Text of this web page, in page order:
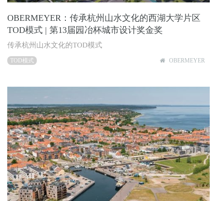
OBERMEYER：传承杭州山水文化的西湖大学片区
TOD模式 | 第13届园冶杯城市设计奖金奖
传承杭州山水文化的TOD模式
TOD模式 OBERMEYER